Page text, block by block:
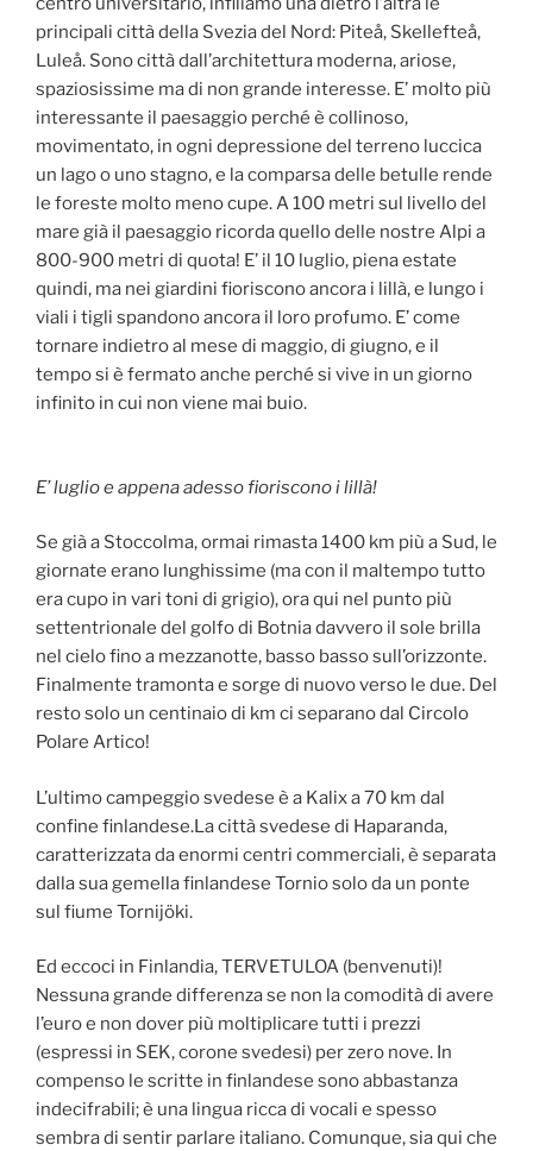
principali città della Svezia del Nord: Piteå, Skellefteå,
Luleå. Sono città dall’architettura moderna, ariose,
spaziosissime ma di non grande interesse. E’ molto più
interessante il paesaggio perché è collinoso,
movimentato, in ogni depressione del terreno luccica
un lago o uno stagno, e la comparsa delle betulle rende
le foreste molto meno cupe. A 100 metri sul livello del
mare già il paesaggio ricorda quello delle nostre Alpi a
800-900 metri di quota! E’ il 10 luglio, piena estate
quindi, ma nei giardini fioriscono ancora i lillà, e lungo i
viali i tigli spandono ancora il loro profumo. E’ come
tornare indietro al mese di maggio, di giugno, e il
tempo si è fermato anche perché si vive in un giorno
infinito in cui non viene mai buio.
E’ luglio e appena adesso fioriscono i lillà!
Se già a Stoccolma, ormai rimasta 1400 km più a Sud, le
giornate erano lunghissime (ma con il maltempo tutto
era cupo in vari toni di grigio), ora qui nel punto più
settentrionale del golfo di Botnia davvero il sole brilla
nel cielo fino a mezzanotte, basso basso sull’orizzonte.
Finalmente tramonta e sorge di nuovo verso le due. Del
resto solo un centinaio di km ci separano dal Circolo
Polare Artico!
L’ultimo campeggio svedese è a Kalix a 70 km dal
confine finlandese.La città svedese di Haparanda,
caratterizzata da enormi centri commerciali, è separata
dalla sua gemella finlandese Tornio solo da un ponte
sul fiume Tornijöki.
Ed eccoci in Finlandia, TERVETULOA (benvenuti)!
Nessuna grande differenza se non la comodità di avere
l’euro e non dover più moltiplicare tutti i prezzi
(espressi in SEK, corone svedesi) per zero nove. In
compenso le scritte in finlandese sono abbastanza
indecifrabili; è una lingua ricca di vocali e spesso
sembra di sentir parlare italiano. Comunque, sia qui che